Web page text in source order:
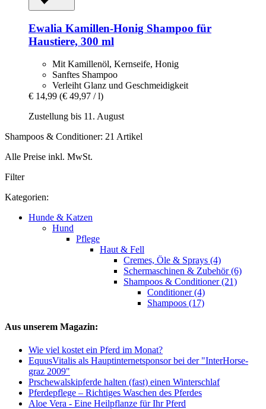
Ewalia Kamillen-​Honig Shampoo für
Haustiere, 300 ml
Mit Kamillenöl, Kernseife, Honig
Sanftes Shampoo
Verleiht Glanz und Geschmeidigkeit
€ 14,99 (€ 49,97 / l)
Zustellung bis 11. August
Shampoos & Conditioner: 21 Artikel
Alle Preise inkl. MwSt.
Filter
Kategorien:
Hunde & Katzen
Hund
Pflege
Haut & Fell
Cremes, Öle & Sprays (4)
Schermaschinen & Zubehör (6)
Shampoos & Conditioner (21)
Conditioner (4)
Shampoos (17)
Aus unserem Magazin:
Wie viel kostet ein Pferd im Monat?
EquusVitalis als Hauptinternetsponsor bei der "InterHorse-
graz 2009"
Prschewalskipferde halten (fast) einen Winterschlaf
Pferdepflege – Richtiges Waschen des Pferdes
Aloe Vera - Eine Heilpflanze für Ihr Pferd